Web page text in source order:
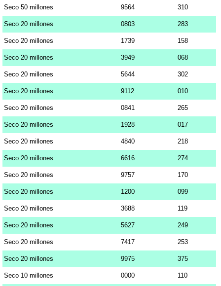
Seco 50 millones 9564 310
Seco 20 millones 0803 283
Seco 20 millones 1739 158
Seco 20 millones 3949 068
Seco 20 millones 5644 302
Seco 20 millones 9112 010
Seco 20 millones 0841 265
Seco 20 millones 1928 017
Seco 20 millones 4840 218
Seco 20 millones 6616 274
Seco 20 millones 9757 170
Seco 20 millones 1200 099
Seco 20 millones 3688 119
Seco 20 millones 5627 249
Seco 20 millones 7417 253
Seco 20 millones 9975 375
Seco 10 millones 0000 110